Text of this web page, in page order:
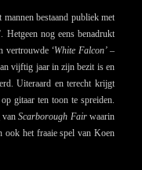
bestaand publiek met
. Hetgeen nog eens benadrukt
vertrouwde ‘White Falcon’–
vijftig jaar in zijn bezit is en
Uiteraard en terecht krijgt
gitaar ten toon te spreiden.
vanScarborough Fairwaarin
ook het fraaie spel van Koen